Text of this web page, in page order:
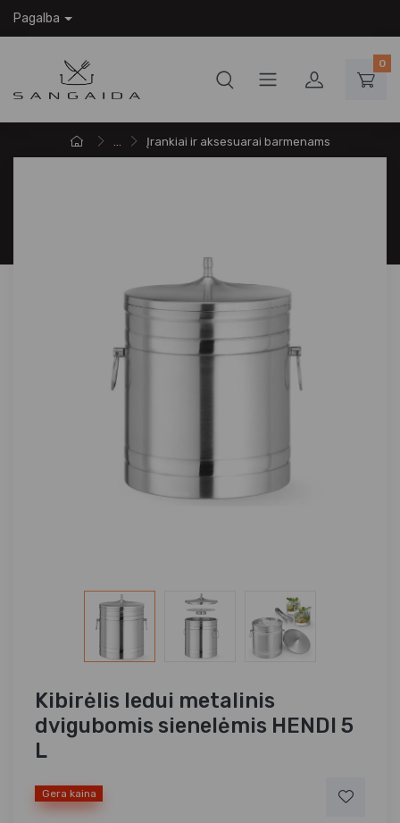
Pagalba
0
... Įrankiai ir aksesuarai barmenams
Kibirėlis ledui metalinis
dvigubomis sienelėmis HENDI 5
L
Gera kaina